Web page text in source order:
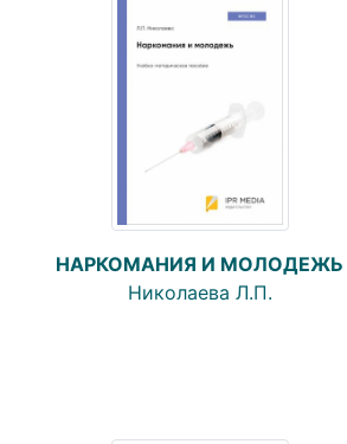
НАРКОМАНИЯ И МОЛОДЕЖЬ
Николаева Л.П.